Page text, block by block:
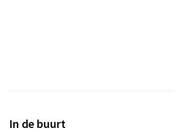
In de buurt